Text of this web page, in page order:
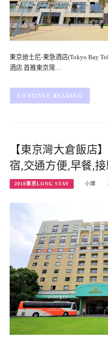
東京迪士尼-東急酒店(Tokyo Bay
酒店 首推東京灣…
CONTINUE READING
【東京灣大倉飯店
宿,交通方便,早餐,
2018東京LONG STAY 小環